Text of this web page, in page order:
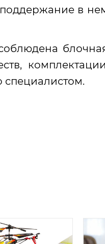
в
специалистом.